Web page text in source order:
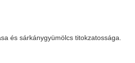
és sárkánygyümölcs titokzatossága.